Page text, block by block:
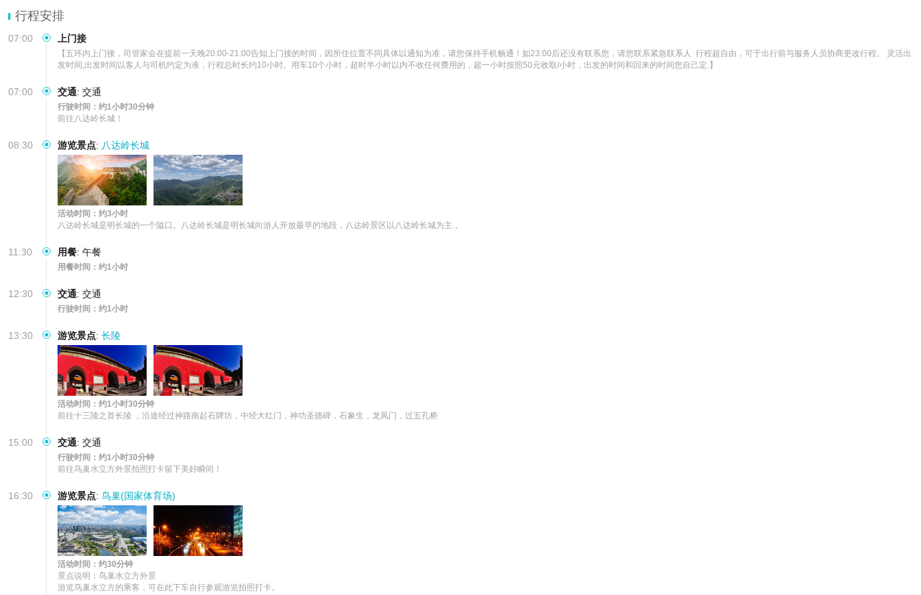
行程安排
07:00 上门接
【五环内上门接，司管家会在提前一天晚20:00-21:00告知上门接的时间，因所住位置不同具体以通知为准，请您保持手机畅通！如23:00后还没有联系您，请您联系紧急联系人  行程超自由，可于出行前与服务人员协商更改行程。 灵活出
发时间,出发时间以客人与司机约定为准，行程总时长约10小时。用车10个小时，超时半小时以内不收任何费用的，超一小时按照50元收取/小时，出发的时间和回来的时间您自己定.】
07:00 交通: 交通
行驶时间：约1小时30分钟
前往八达岭长城！
08:30 游览景点: 八达岭长城
活动时间：约3小时
八达岭长城是明长城的一个隘口。八达岭长城是明长城向游人开放最早的地段，八达岭景区以八达岭长城为主，
11:30 用餐: 午餐
用餐时间：约1小时
12:30 交通: 交通
行驶时间：约1小时
13:30 游览景点: 长陵
活动时间：约1小时30分钟
前往十三陵之首长陵 ，沿途经过神路南起石牌坊，中经大红门，神功圣德碑，石象生，龙凤门，过五孔桥
15:00 交通: 交通
行驶时间：约1小时30分钟
前往鸟巢水立方外景拍照打卡留下美好瞬间！
16:30 游览景点: 鸟巢(国家体育场)
活动时间：约30分钟
景点说明：鸟巢水立方外景
游览鸟巢水立方的乘客，可在此下车自行参观游览拍照打卡。